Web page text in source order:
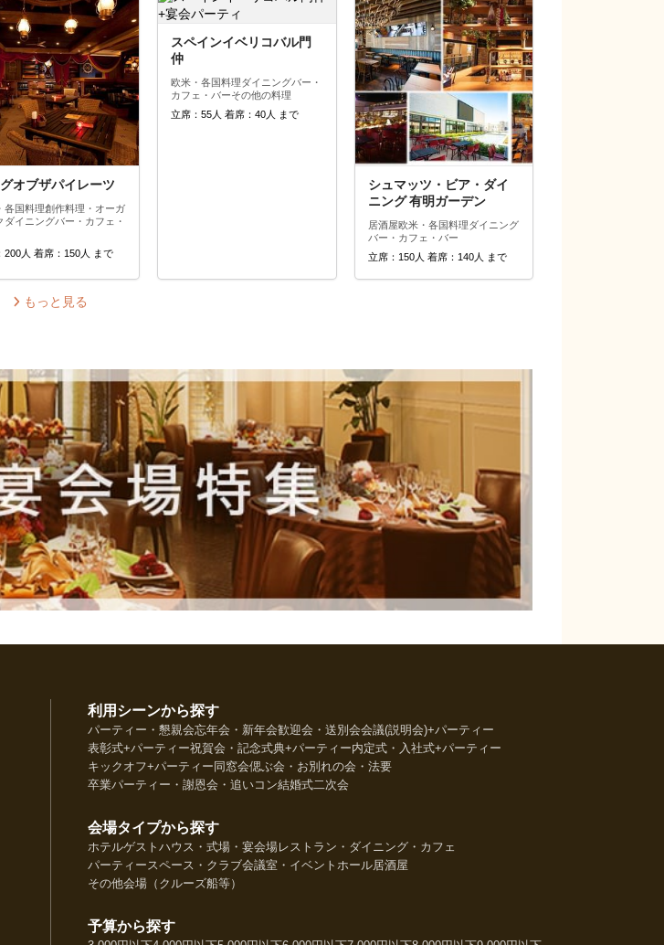
オブザパイレーツ
各国料理創作料理・オーガ
ダイニングバー・カフェ・
200人 着席：150人 まで
スペインイベリコバル門
仲
欧米・各国料理ダイニングバー・
カフェ・バーその他の料理
立席：55人 着席：40人 まで
シュマッツ・ビア・ダイ
ニング 有明ガーデン
居酒屋欧米・各国料理ダイニング
バー・カフェ・バー
立席：150人 着席：140人 まで
もっと見る
利用シーンから探す
パーティー・懇親会忘年会・新年会歓迎会・送別会会議(説明会)+パーティー
表彰式+パーティー祝賀会・記念式典+パーティー内定式・入社式+パーティー
キックオフ+パーティー 同窓会偲ぶ会・お別れの会・法要
卒業パーティー・謝恩会・追いコン結婚式二次会
会場タイプから探す
ホテルゲストハウス・式場・宴会場レストラン・ダイニング・カフェ
パーティースペース・クラブ会議室・イベントホール居酒屋
その他会場（クルーズ船等）
予算から探す